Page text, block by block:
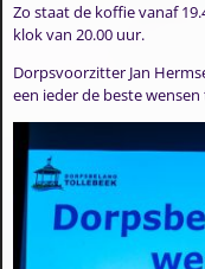
Zo staat de koffie vanaf
klok van 20.00 uur.
Dorpsvoorzitter Jan
een ieder de beste wensen